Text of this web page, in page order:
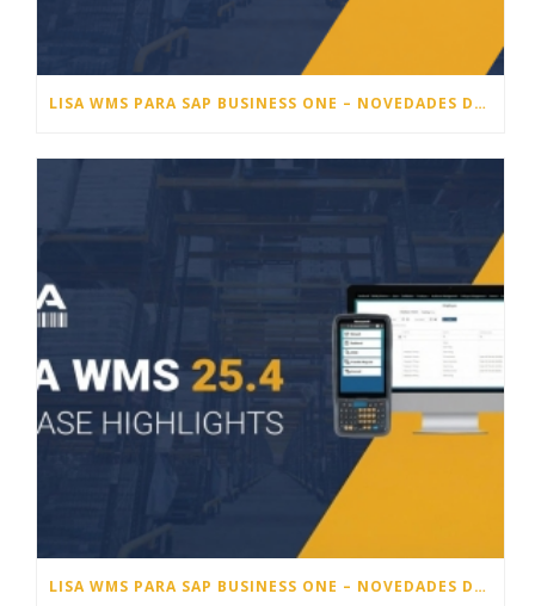
LISA WMS PARA SAP BUSINESS ONE – NOVEDADES DE LA VERSIÓN 26.1
LISA WMS PARA SAP BUSINESS ONE – NOVEDADES DE LA VERSIÓN 25.4